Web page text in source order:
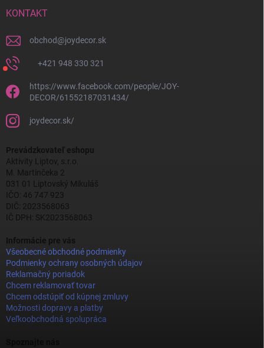
KONTAKT
obchod@joydecor.sk
+421 948 330 321
https://www.facebook.com/people/JOY-
DECOR/61552187031434/
joydecor.sk/
Prevádzkovateľ eshopu
Aktivity Liptov, s.r.o.
M. Martinčeka 2
031 01 Liptovský Mikuláš
IČO: 46 747 923
DIČ: 2023568063
IČ DPH: SK2023568063
Informácie pre vás
Všeobecné obchodné podmienky
Podmienky ochrany osobných údajov
Reklamačný poriadok
Chcem reklamovať tovar
Chcem odstúpiť od kúpnej zmluvy
Možnosti dopravy a platby
Veľkoobchodná spolupráca